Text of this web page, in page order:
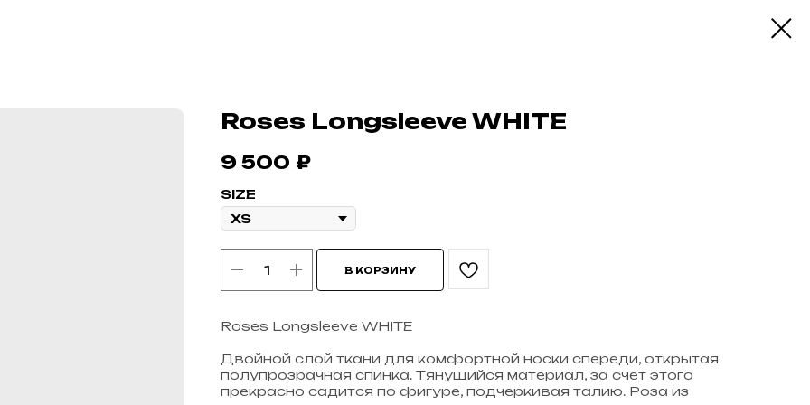
Roses Longsleeve WHITE
9 500 ₽
SIZE
В КОРЗИНУ
Roses Longsleeve WHITE
Двойной слой ткани для комфортной носки спереди, открытая
полупрозрачная спинка. Тянущийся материал, за счет этого
прекрасно садится по фигуре, подчеркивая талию. Роза из